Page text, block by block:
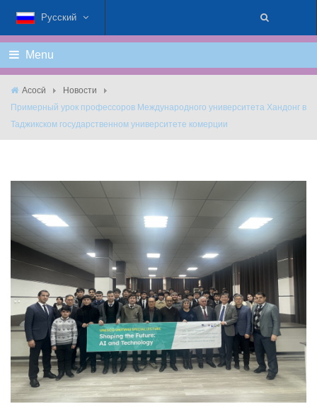
Русский
Menu
Асосӣ
Новости
Примерный урок профессоров Международного университета Хандонг в
Таджикском государственном университете комерции